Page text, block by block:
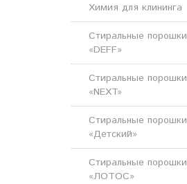
Химия для клининга
Стиральные порошки
«DEFF»
Стиральные порошки
«NEXT»
Стиральные порошки
«Детский»
Стиральные порошки
«ЛОТОС»